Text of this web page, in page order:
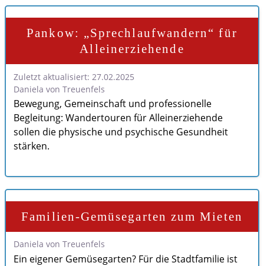
Pankow: „Sprechlaufwandern“ für
Alleinerziehende
Zuletzt aktualisiert: 27.02.2025
Daniela von Treuenfels
Bewegung, Gemeinschaft und professionelle
Begleitung: Wandertouren für Alleinerziehende
sollen die physische und psychische Gesundheit
stärken.
Familien-Gemüsegarten zum Mieten
Daniela von Treuenfels
Ein eigener Gemüsegarten? Für die Stadtfamilie ist